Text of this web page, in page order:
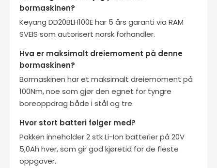
bormaskinen?
Keyang DD20BLH100E har 5 års garanti via RAM
SVEIS som autorisert norsk forhandler.
Hva er maksimalt dreiemoment på denne
bormaskinen?
Bormaskinen har et maksimalt dreiemoment på
100Nm, noe som gjør den egnet for tyngre
boreoppdrag både i stål og tre.
Hvor stort batteri følger med?
Pakken inneholder 2 stk Li-Ion batterier på 20V
5,0Ah hver, som gir god kjøretid for de fleste
oppgaver.